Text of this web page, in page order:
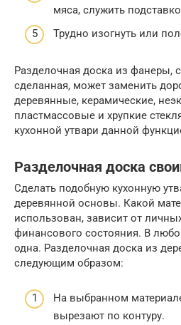
мяса, служить
Трудно изогнуть или
Разделочная доска из фанеры,
сделанная, может заменить
деревянные, керамические,
пластмассовые и хрупкие
кухонной утвари данной
Разделочная доска
Сделать подобную кухонную
деревянной основы. Какой
использован, зависит от
финансового состояния. В
одна. Разделочная доска из
следующим образом:
На выбранном
вырезают по контуру.